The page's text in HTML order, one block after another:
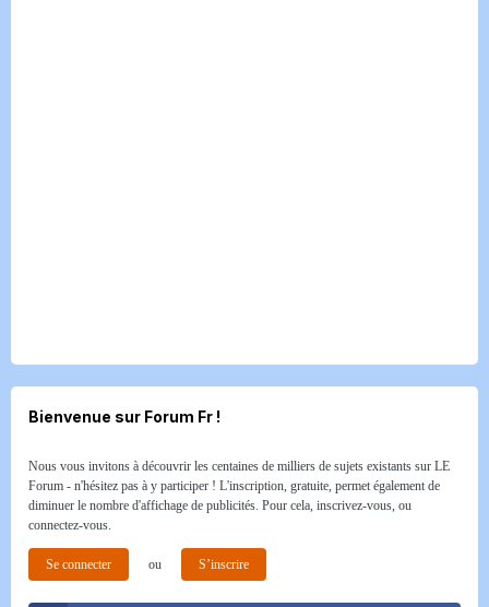
Bienvenue sur Forum Fr !
Nous vous invitons à découvrir les centaines de milliers de sujets existants sur LE
Forum - n'hésitez pas à y participer ! L'inscription, gratuite, permet également de
diminuer le nombre d'affichage de publicités. Pour cela, inscrivez-vous, ou
connectez-vous.
Se connecter ou S’inscrire